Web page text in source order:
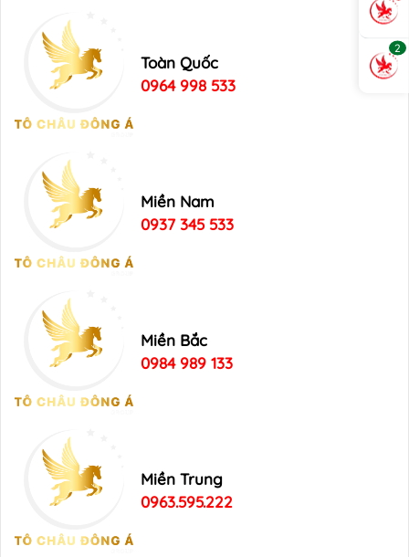
Toàn Quốc
0964 998 533
Miền Nam
0937 345 533
Miền Bắc
0984 989 133
Miền Trung
0963.595.222
2